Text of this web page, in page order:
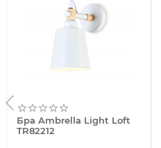
Бра Ambrella Light Loft
TR82212